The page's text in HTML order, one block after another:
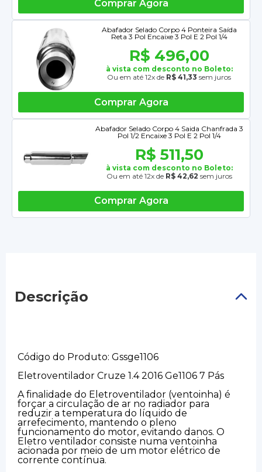
Comprar Agora
Abafador Selado Corpo 4 Ponteira Saída
Reta 3 Pol Encaixe 3 Pol E 2 Pol 1/4
R$ 496,00
à vista com desconto no Boleto:
Ou em até 12x de R$ 41,33 sem juros
Comprar Agora
Abafador Selado Corpo 4 Saida Chanfrada 3
Pol 1/2 Encaixe 3 Pol E 2 Pol 1/4
R$ 511,50
à vista com desconto no Boleto:
Ou em até 12x de R$ 42,62 sem juros
Comprar Agora
Descrição
Código do Produto: Gssge1106
Eletroventilador Cruze 1.4 2016 Ge1106 7 Pás
A finalidade do Eletroventilador (ventoinha) é
forçar a circulação de ar no radiador para
reduzir a temperatura do líquido de
arrefecimento, mantendo o pleno
funcionamento do motor, evitando danos. O
Eletro ventilador consiste numa ventoinha
acionada por meio de um motor elétrico de
corrente contínua.